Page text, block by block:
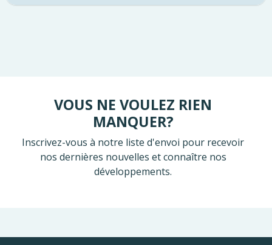
VOUS NE VOULEZ RIEN
MANQUER?
Inscrivez-vous à notre liste d'envoi pour recevoir
nos dernières nouvelles et connaître nos
développements.